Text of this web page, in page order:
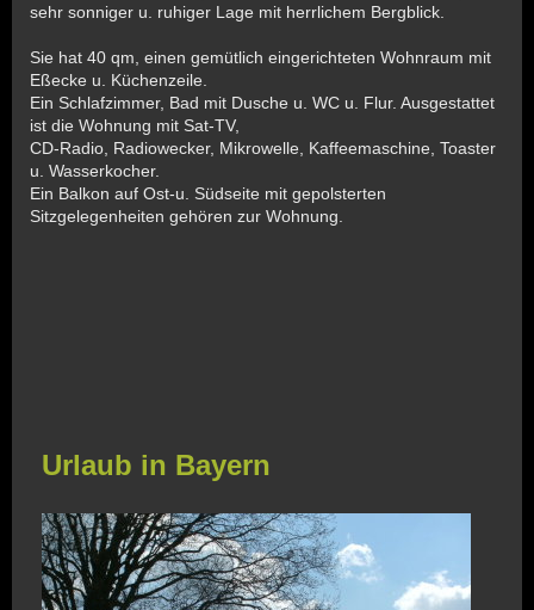
sehr sonniger u. ruhiger Lage mit herrlichem Bergblick.
Sie hat 40 qm, einen gemütlich eingerichteten Wohnraum mit
Eßecke u. Küchenzeile.
Ein Schlafzimmer, Bad mit Dusche u. WC u. Flur. Ausgestattet
ist die Wohnung mit Sat-TV,
CD-Radio, Radiowecker, Mikrowelle, Kaffeemaschine, Toaster
u. Wasserkocher.
Ein Balkon auf Ost-u. Südseite mit gepolsterten
Sitzgelegenheiten gehören zur Wohnung.
Urlaub in Bayern